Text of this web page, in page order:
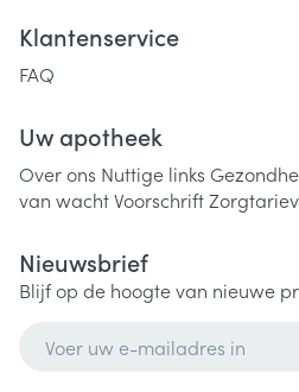
Klantenservice
FAQ
Uw apotheek
Over ons Nuttige links
van wachtVoorschrift
Nieuwsbrief
Blijf op de hoogte van nieuwe